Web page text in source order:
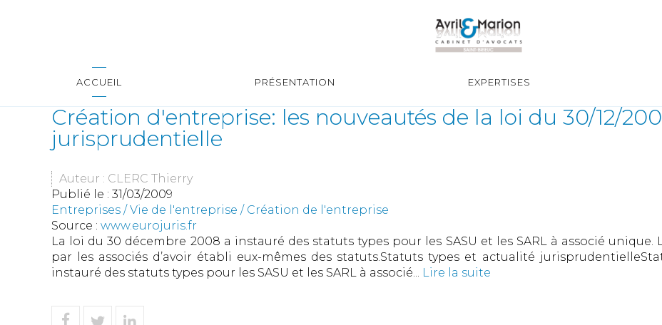
ACCUEIL PRÉSENTATION EXPERTISES
Création d'entreprise: les nouveautés de la loi du 30/12/
jurisprudentielle
Auteur : CLERC Thierry
Publié le : 31/03/2009
Entreprises /Vie de l'entreprise / Création de l'entreprise
Source : www.eurojuris.fr
La loi du 30 décembre 2008 a instauré des statuts types pour les SASU et les SARL à associé
par les associés d’avoir établi eux-mêmes des statuts.Statuts types et actualité
instauré des statuts types pour les SASU et les SARL à associé... Lire la suite